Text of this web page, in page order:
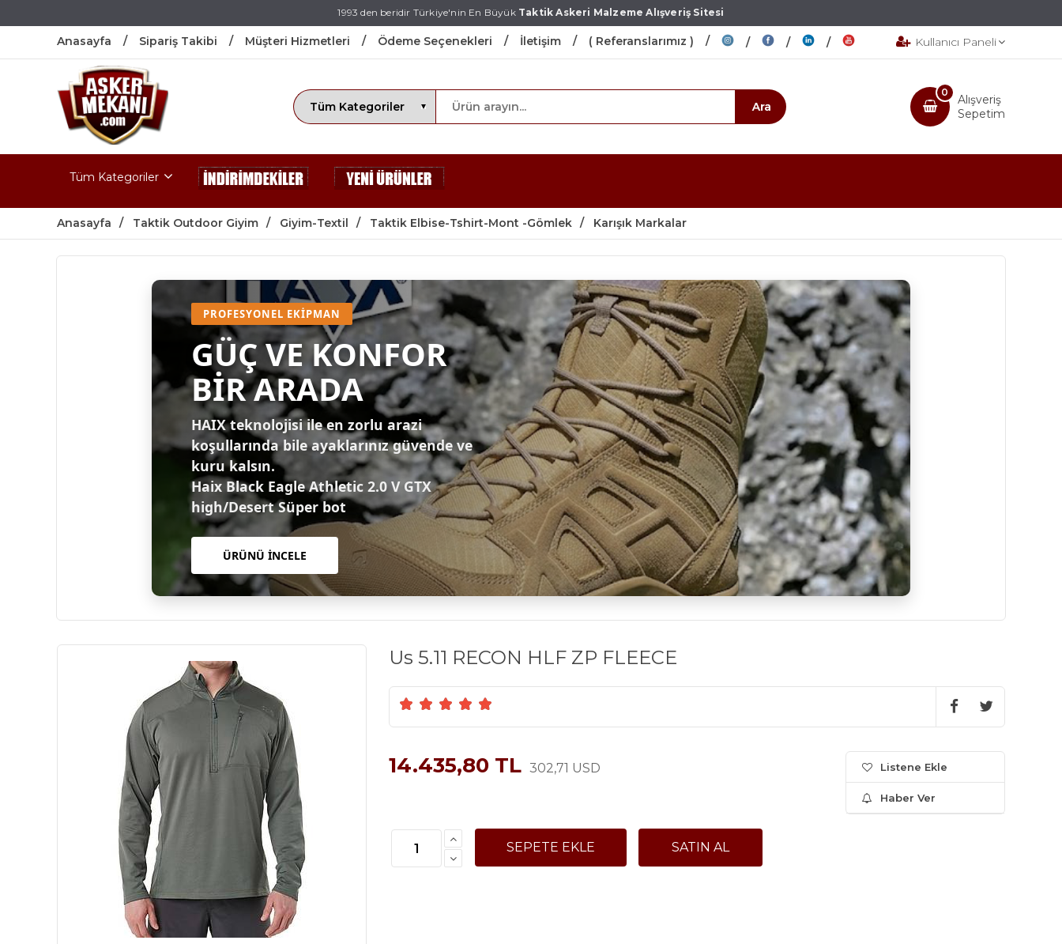
1993 den beridir Türkiye'nin En BüyükTaktik Askeri Malzeme Alışveriş Sitesi
Anasayfa Sipariş Takibi Müşteri Hizmetleri Ödeme Seçenekleri İletişim ( Referanslarımız ) Kullanıcı Paneli
Alışveriş
Sepetim
0
Tüm Kategoriler
Anasayfa Taktik Outdoor Giyim Giyim-Textil Taktik Elbise-Tshirt-Mont -Gömlek Karışık Markalar
PROFESYONEL EKIPMAN
GÜÇ VE KONFOR
BİR ARADA
HAIX teknolojisi ile en zorlu arazi
koşullarında bile ayaklarınız güvende ve
kuru kalsın.
Haix Black Eagle Athletic 2.0 V GTX
high/Desert Süper bot
ÜRÜNÜ İNCELE
Us 5.11 RECON HLF ZP FLEECE
14.435,80 TL 302,71 USD Listene Ekle
Haber Ver